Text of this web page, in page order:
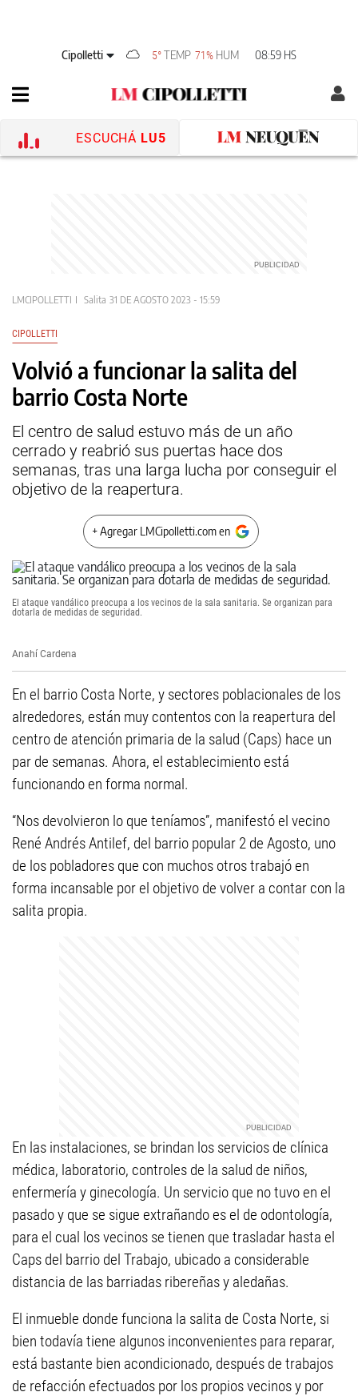
Cipolletti 5° TEMP 71% HUM 08:59 HS
ESCUCHÁ LU5
LMCIPOLLETTI Salita 31 DE AGOSTO 2023 - 15:59
CIPOLLETTI
Volvió a funcionar la salita del
barrio Costa Norte
El centro de salud estuvo más de un año
cerrado y reabrió sus puertas hace dos
semanas, tras una larga lucha por conseguir el
objetivo de la reapertura.
+ Agregar LMCipolletti.com en
El ataque vandálico preocupa a los vecinos de la sala sanitaria. Se organizan para
dotarla de medidas de seguridad.
Anahí Cardena
En el barrio Costa Norte, y sectores poblacionales de los
alrededores, están muy contentos con la reapertura del
centro de atención primaria de la salud (Caps) hace un
par de semanas. Ahora, el establecimiento está
funcionando en forma normal.
“Nos devolvieron lo que teníamos”, manifestó el vecino
René Andrés Antilef, del barrio popular 2 de Agosto, uno
de los pobladores que con muchos otros trabajó en
forma incansable por el objetivo de volver a contar con la
salita propia.
En las instalaciones, se brindan los servicios de clínica
médica, laboratorio, controles de la salud de niños,
enfermería y ginecología. Un servicio que no tuvo en el
pasado y que se sigue extrañando es el de odontología,
para el cual los vecinos se tienen que trasladar hasta el
Caps del barrio del Trabajo, ubicado a considerable
distancia de las barriadas ribereñas y aledañas.
El inmueble donde funciona la salita de Costa Norte, si
bien todavía tiene algunos inconvenientes para reparar,
está bastante bien acondicionado, después de trabajos
de refacción efectuados por los propios vecinos y por